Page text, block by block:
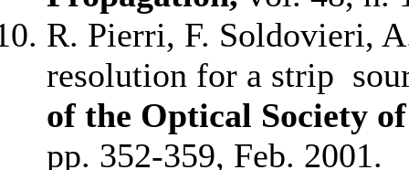
R. Pierri, F. Soldovieri,
resolution for a strip
of the Optical Society
pp. 352-359, Feb. 2001.